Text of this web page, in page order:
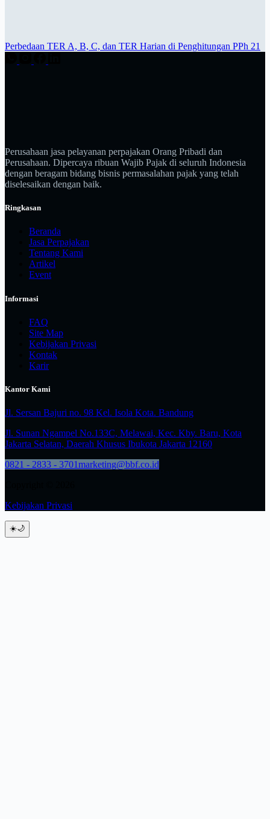
Perbedaan TER A, B, C, dan TER Harian di Penghitungan PPh 21
Perusahaan jasa pelayanan perpajakan Orang Pribadi dan
Perusahaan. Dipercaya ribuan Wajib Pajak di seluruh Indonesia
dengan beragam bidang bisnis permasalahan pajak yang telah
diselesaikan dengan baik.
Ringkasan
Beranda
Jasa Perpajakan
Tentang Kami
Artikel
Event
Informasi
FAQ
Site Map
Kebijakan Privasi
Kontak
Karir
Kantor Kami
Jl. Sersan Bajuri no. 98 Kel. Isola Kota. Bandung
Jl. Sunan Ngampel No.133C, Melawai, Kec. Kby. Baru, Kota
Jakarta Selatan, Daerah Khusus Ibukota Jakarta 12160
0821 - 2833 - 3701marketing@bbf.co.id
Kebijakan Privasi
☀️🌙